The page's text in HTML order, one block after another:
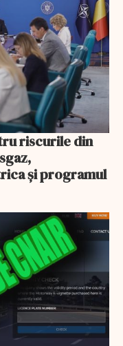
riscurile din
și programul